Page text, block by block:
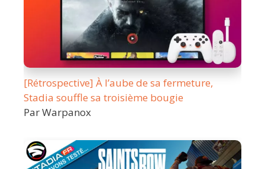
[Rétrospective] À l’aube de sa fermeture,
Stadia souffle sa troisième bougie
Par Warpanox